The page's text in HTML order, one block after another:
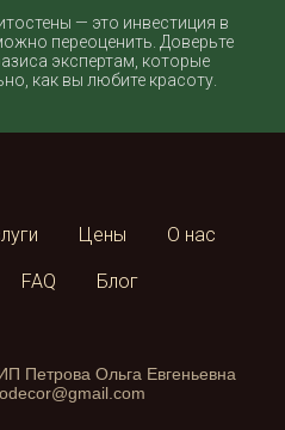
— это инвестиция в
переоценить. Доверьте
экспертам, которые
как вы любите красоту.
Цены О нас
FAQ Блог
Петрова Ольга Евгеньевна